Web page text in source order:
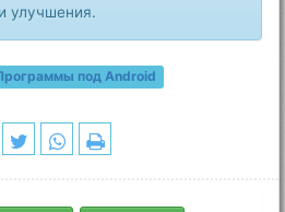
улучшения.
под Android